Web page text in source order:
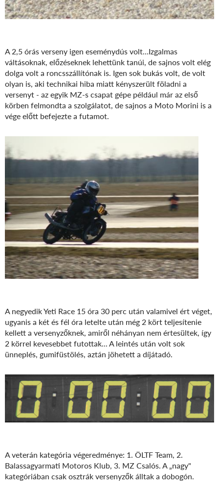
A 2,5 órás verseny igen eseménydús volt…Izgalmas
váltásoknak, előzéseknek lehettünk tanúi, de sajnos volt elég
dolga volt a roncsszállítónak is. Igen sok bukás volt, de volt
olyan is, aki technikai hiba miatt kényszerült föladni a
versenyt - az egyik MZ-s csapat gépe például már az első
körben felmondta a szolgálatot, de sajnos a Moto Morini is a
vége előtt befejezte a futamot.
A negyedik Yeti Race 15 óra 30 perc után valamivel ért véget,
ugyanis a két és fél óra letelte után még 2 kört teljesítenie
kellett a versenyzőknek, amiről néhányan nem értesültek, így
2 körrel kevesebbet futottak... A leintés után volt sok
ünneplés, gumifüstölés, aztán jöhetett a díjátadó.
A veterán kategória végeredménye: 1. ÖLTF Team, 2.
Balassagyarmati Motoros Klub, 3. MZ Csalós. A „nagy"
kategóriában csak osztrák versenyzők álltak a dobogón.